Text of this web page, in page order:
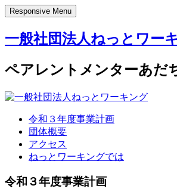
Responsive Menu
一般社団法人ねっとワー
ペアレントメンターあだ
令和３年度事業計画
団体概要
アクセス
ねっとワーキングでは
令和３年度事業計画